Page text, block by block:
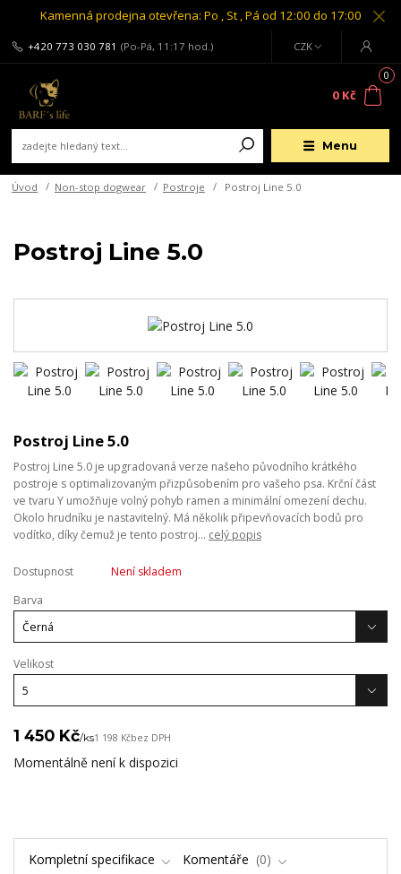
Kamenná prodejna otevřena: Po , St , Pá od 12:00 do 17:00
Menu
CZK
+420 773 030 781 (Po-Pá, 11:17 hod.)
0
0 Kč
Úvod Non-stop dogwear Postroje Postroj Line 5.0
Postroj Line 5.0
Postroj Line 5.0
Postroj Line 5.0 je upgradovaná verze našeho původního krátkého
postroje s optimalizovaným přizpůsobením pro vašeho psa. Krční část
ve tvaru Y umožňuje volný pohyb ramen a minimální omezení dechu.
Okolo hrudníku je nastavitelný. Má několik připevňovacích bodů pro
vodítko, díky čemuž je tento postroj... celý popis
Dostupnost
Není skladem
Barva
Velikost
1 450 Kč/ks1 198 Kčbez DPH
Momentálně není k dispozici
Kompletní specifikace Komentáře 0